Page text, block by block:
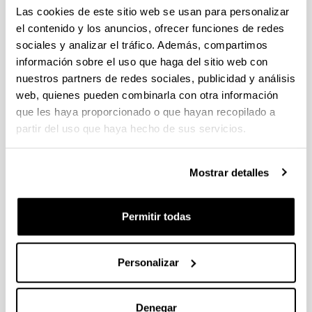
Las cookies de este sitio web se usan para personalizar
el contenido y los anuncios, ofrecer funciones de redes
sociales y analizar el tráfico. Además, compartimos
información sobre el uso que haga del sitio web con
nuestros partners de redes sociales, publicidad y análisis
web, quienes pueden combinarla con otra información
que les haya proporcionado o que hayan recopilado a
partir del uso que haya hecho de sus servicios.
Mostrar detalles
Permitir todas
Personalizar
Denegar
Understanding the local and
remote source contributions to
ambient O3 during a pollution
episode using a combination of
experimental approaches in the
Guadalquivir valley, southern Spain
Autoría:
A.; de la Rosa, J.D.; Sánchez de la Campa, A.M.;
Santamaría, J.; Millán, M.; Querol, X.
Año:
Science of the Total Environment